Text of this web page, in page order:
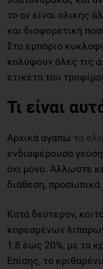
το αν είναι ολικής
και διαφορετική
Στο εμπόριο
καλύψουν όλες τις
ετικέτα του
Τι είναι
Αρχικά αγαπώ τα
ενδιαφέρουσα
όχι μόνο. Άλλωστε
διάθεση, προσωπικά
Κατά δεύτερον,
κορεσμένων
1,8 έως 20%, με τα
Επίσης, τα